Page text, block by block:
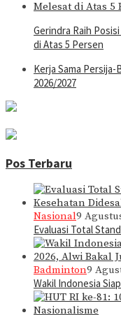
Gerindra Raih
di Atas 5 Persen
Kerja Sama
2026/2027
Pos Terbaru
Nasional9
Evaluasi Total
Badminton9
Wakil Indonesia